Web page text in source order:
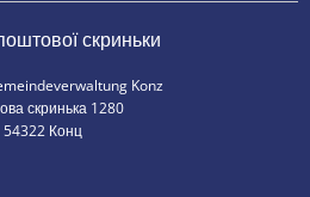
скриньки
Konz
скринька 1280
54322 Конц